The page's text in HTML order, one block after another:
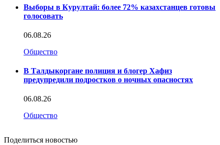
Выборы в Курултай: более 72% казахстанцев готовы
голосовать
06.08.26
Общество
В Талдыкоргане полиция и блогер Хафиз
предупредили подростков о ночных опасностях
06.08.26
Общество
Поделиться новостью